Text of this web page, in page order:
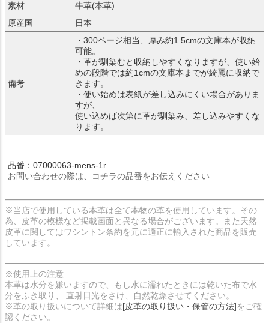
素材
牛革(本革)
原産国
日本
備考
・300ページ相当、厚み約1.5cmの文庫本が収納
可能。
・革が馴染むと収納しやすくなりますが、使い始
めの段階では約1cmの文庫本までが綺麗に収納で
きます。
・使い始めは表紙が差し込みにくい場合がありま
すが、
使い込めば次第に革が馴染み、差し込みやすくな
ります。
品番：07000063-mens-1r
お問い合わせの際は、コチラの品番をお伝えください
※当店で使用している本革は全て本物の革を使用しています。その
為、皮革の模様など掲載画面と異なる場合がございます。また天然
皮革に関してはワシントン条約を元に適正に輸入された商品を販売
しています。
※使用上の注意
本革は水分を嫌いますので、もし水に濡れたときには乾いた布で水
分をふき取り、 直射日光をさけ、自然乾燥させてください。
※革の取り扱いについて詳細は[皮革の取り扱い・保管の方法]をご確
認ください。